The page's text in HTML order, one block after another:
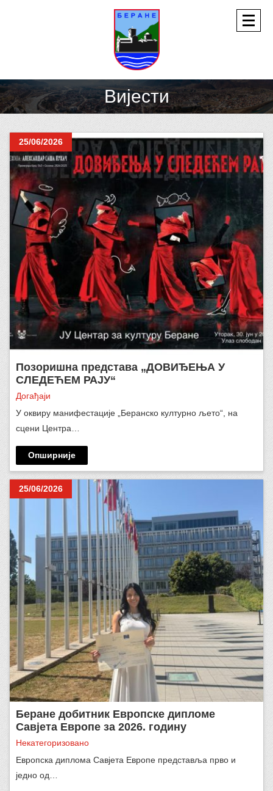
Вијести
25/06/2026
Позоришна представа „ДОВИЂЕЊА У
СЛЕДЕЋЕМ РАЈУ“
Догађаји
У оквиру манифестације „Беранско културно љето“, на
сцени Центра…
Опширније
25/06/2026
Беране добитник Европске дипломе
Савјета Европе за 2026. годину
Некатегоризовано
Европска диплома Савјета Европе представља прво и
једно од…